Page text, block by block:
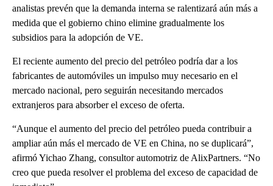
analistas prevén que la demanda interna se ralentizará aún más a
medida que el gobierno chino elimine gradualmente los
subsidios para la adopción de VE.
El reciente aumento del precio del petróleo podría dar a los
fabricantes de automóviles un impulso muy necesario en el
mercado nacional, pero seguirán necesitando mercados
extranjeros para absorber el exceso de oferta.
“Aunque el aumento del precio del petróleo pueda contribuir a
ampliar aún más el mercado de VE en China, no se duplicará”,
afirmó Yichao Zhang, consultor automotriz de AlixPartners. “No
creo que pueda resolver el problema del exceso de capacidad de